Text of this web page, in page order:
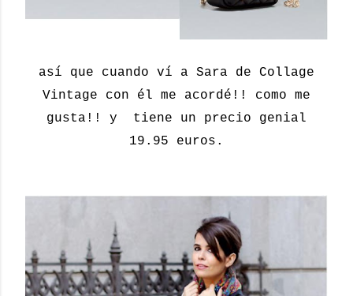
así que cuando ví a Sara de Collage
Vintage con él me acordé!! como me
gusta!! y tiene un precio genial
19.95 euros.